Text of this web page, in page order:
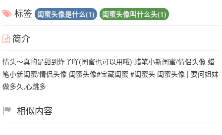
标签 闺蜜头像是什么(1) 闺蜜头像叫什么头(1)
简介
情头～真的是甜到炸了吖(闺蜜也可以用哦) 蜡笔小新闺蜜/情侣头像 蜡
笔小新闺蜜/情侣头像 闺蜜头像#宝藏闺蜜 #闺蜜头 闺蜜头像 | 要问姐妹
做多久,心跳多
相似内容